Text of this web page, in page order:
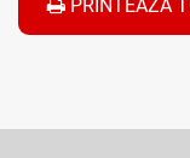
PRINTEAZA